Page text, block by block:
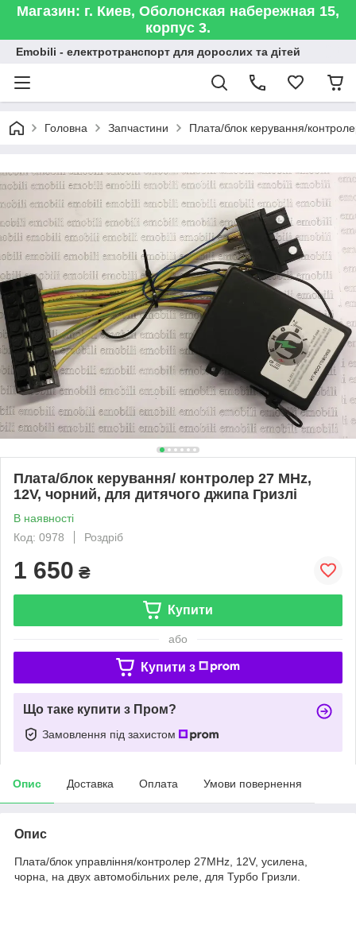
Магазин: г. Киев, Оболонская набережная 15,
корпус 3.
Emobili - електротранспорт для дорослих та дітей
Головна Запчастини Плата/блок керування/
Плата/блок керування/ контролер 27 MHz,
12V, чорний, для дитячого джипа Гризлі
В наявності
Код: 0978
Роздріб
1 650 ₴
Купити
або
Купити з
Що таке купити з Пром?
Замовлення під захистом
Опис Доставка Оплата Умови повернення
Опис
Плата/блок управління/контролер 27MHz, 12V, усилена,
чорна, на двух автомобільних реле, для Турбо Гризли.